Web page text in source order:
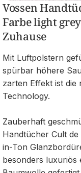
Vossen
Farbe light
Zuhause
Mit Luftpolstern
spürbar höhere
zarten Effekt ist
Technology.
Zauberhaft
Handtücher Cult
in-Ton
besonders luxuriös